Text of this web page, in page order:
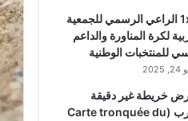
1xBet الراعي الرسمي للجمعية
لكرة المناورة والداعم
للمنتخبات الوطنية
خريطة غير دقيقة
للمغرب (Carte tronquée du